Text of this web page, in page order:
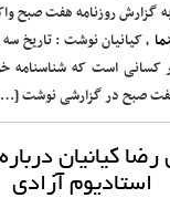
گزارش روزنامه هفت صبح
، کیانیان نوشت : تاریخ
کسانی است که شناسنامه
هفت صبح در گزارشی نوشت
رضا کیانیان
استادیوم آزادی